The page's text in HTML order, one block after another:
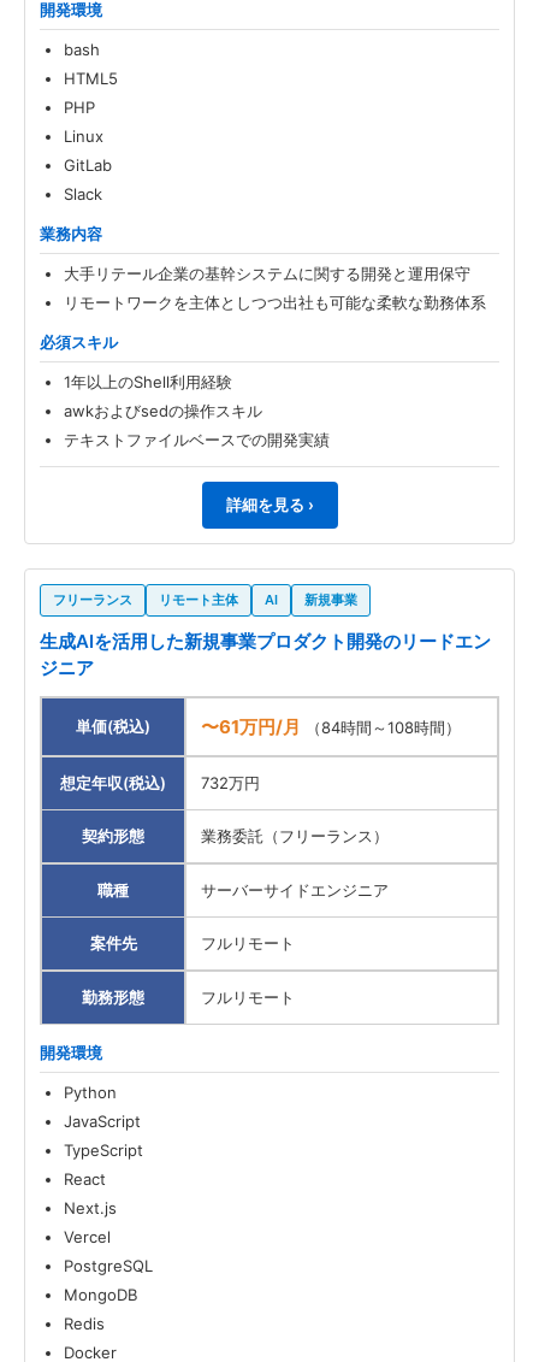
開発環境
bash
HTML5
PHP
Linux
GitLab
Slack
業務内容
大手リテール企業の基幹システムに関する開発と運用保守
リモートワークを主体としつつ出社も可能な柔軟な勤務体系
必須スキル
1年以上のShell利用経験
awkおよびsedの操作スキル
テキストファイルベースでの開発実績
詳細を見る ›
フリーランス リモート主体 AI 新規事業
生成AIを活用した新規事業プロダクト開発のリードエン
ジニア
単価(税込) 〜61万円/月 （84時間～108時間）
想定年収(税込) 732万円
契約形態 業務委託（フリーランス）
職種 サーバーサイドエンジニア
案件先 フルリモート
勤務形態 フルリモート
開発環境
Python
JavaScript
TypeScript
React
Next.js
Vercel
PostgreSQL
MongoDB
Redis
Docker